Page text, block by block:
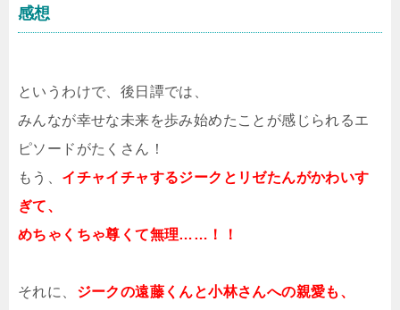
感想
というわけで、後日譚では、
みんなが幸せな未来を歩み始めたことが感じられるエ
ピソードがたくさん！
もう、 イチャイチャするジークとリゼたんがかわいす
ぎて、
めちゃくちゃ尊くて無理……！！
それに、 ジークの遠藤くんと小林さんへの親愛も、